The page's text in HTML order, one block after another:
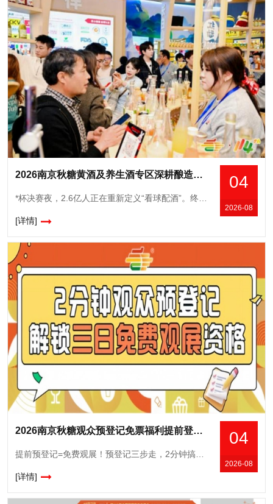
04
2026-08
2026南京秋糖黄酒及养生酒专区深耕酿造创新适配白酒黄酒果酒功能性酒企
*杯决赛夜，2.6亿人正在重新定义“看球配酒”。终场哨响前*后一分钟，点球大战的窒息时刻，或者绝杀进球后全场炸开的欢呼——*杯决赛夜，酒从来都不是配角。冰箱里刚拿出来的气泡果酒还挂着水珠，茶几
[详情]
04
2026-08
2026南京秋糖观众预登记免票福利提前登记锁定3500+展商对接资源
[详情]